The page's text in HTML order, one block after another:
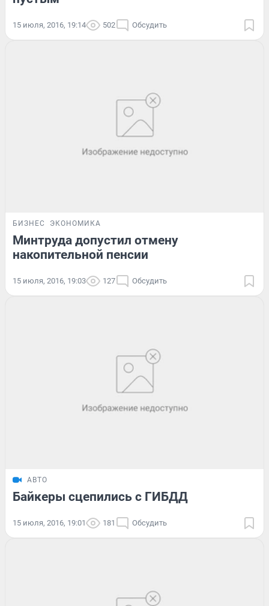
15 июля, 2016, 19:14 502 Обсудить
БИЗНЕС ЭКОНОМИКА
Минтруда допустил отмену
накопительной пенсии
15 июля, 2016, 19:03 127 Обсудить
АВТО
Байкеры сцепились с ГИБДД
15 июля, 2016, 19:01 181 Обсудить